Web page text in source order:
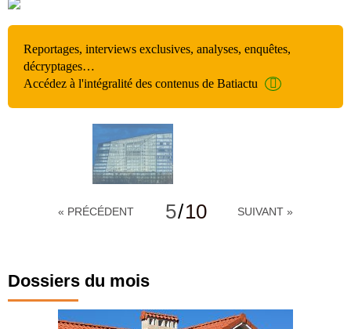
Reportages, interviews exclusives, analyses, enquêtes,
décryptages…
Accédez à l'intégralité des contenus de Batiactu
« PRÉCÉDENT 5/10 SUIVANT »
Dossiers du mois